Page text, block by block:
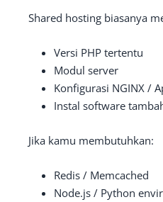
Shared hosting biasanya
Versi PHP tertentu
Modul server
Konfigurasi NGINX /
Instal software
Jika kamu membutuhkan:
Redis / Memcached
Node.js / Python